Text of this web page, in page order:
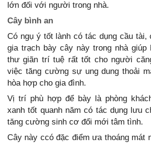
lớn đối với người trong nhà.
Cây bình an
Có ngụ ý tốt lành có tác dụng cầu tài,
gia trạch bày cây này trong nhà giúp
thư giãn trí tuệ rất tốt cho người
việc tăng cường sự ung dung thoải
hòa hợp cho gia đình.
Vị trí phù hợp để bày là phòng
xanh tốt quanh năm có tác dụng lưu
tăng cường sinh cơ đổi mới tâm tình.
Cây này ccó đặc điểm ưa thoáng mát